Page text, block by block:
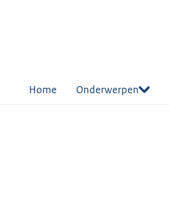
Home Onderwerpen